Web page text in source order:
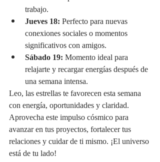
trabajo.
Jueves 18: Perfecto para nuevas
conexiones sociales o momentos
significativos con amigos.
Sábado 19: Momento ideal para
relajarte y recargar energías después de
una semana intensa.
Leo, las estrellas te favorecen esta semana
con energía, oportunidades y claridad.
Aprovecha este impulso cósmico para
avanzar en tus proyectos, fortalecer tus
relaciones y cuidar de ti mismo. ¡El universo
está de tu lado!